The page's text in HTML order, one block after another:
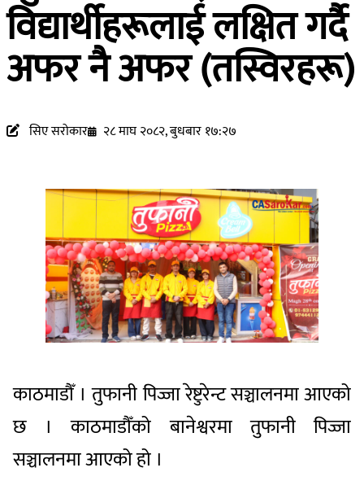
विद्यार्थीहरूलाई लक्षित गर्दै
अफर नै अफर (तस्विरहरू)
सिए सरोकार २८ माघ २०८२, बुधबार १७:२७
काठमाडौँ । तुफानी पिज्जा रेष्टुरेन्ट सञ्चालनमा आएको
छ । काठमाडौँको बानेश्वरमा तुफानी पिज्जा
सञ्चालनमा आएको हो ।